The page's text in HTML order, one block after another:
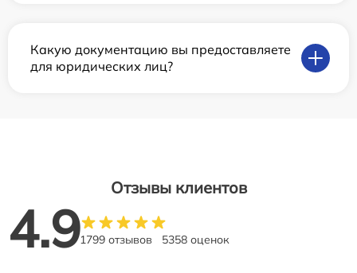
Какую документацию вы предоставляете
для юридических лиц?
Отзывы клиентов
4.91799 отзывов 5358 оценок